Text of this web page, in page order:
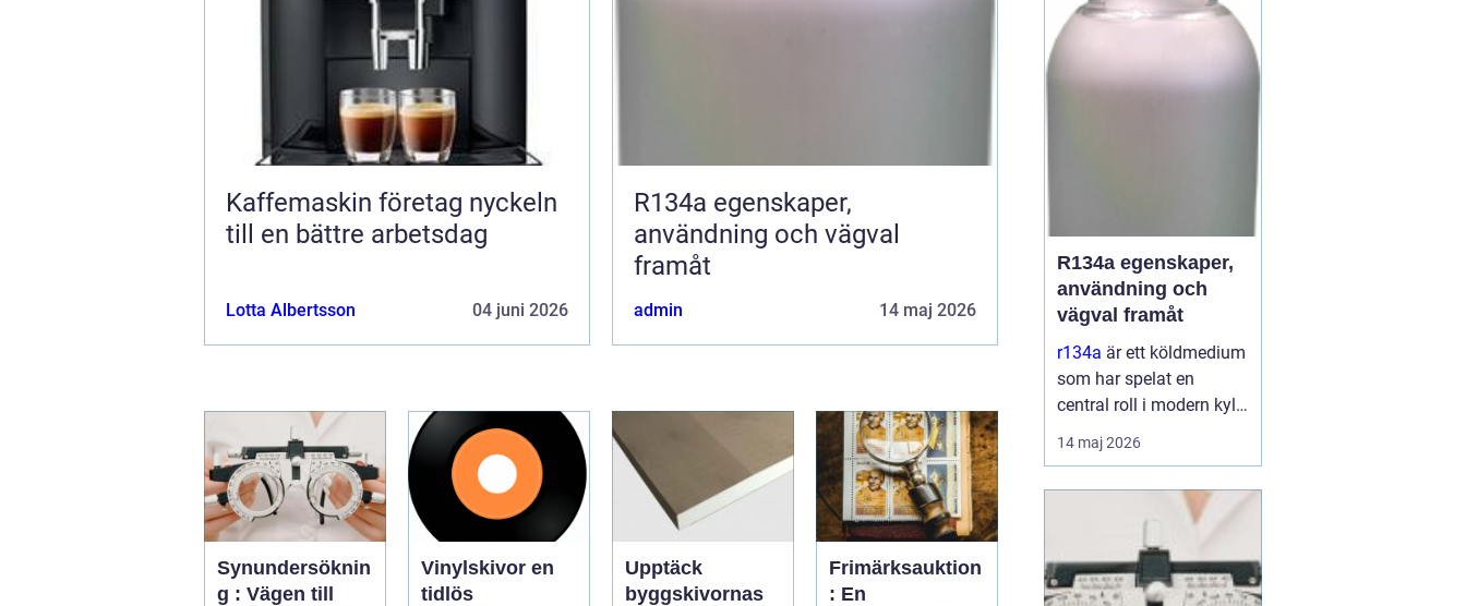
Kaffemaskin företag nyckeln
till en bättre arbetsdag
Lotta Albertsson 04 juni 2026
R134a egenskaper,
användning och vägval
framåt
admin 14 maj 2026
Synundersöknin
g : Vägen till
Vinylskivor en
tidlös
Upptäck
byggskivornas
Frimärksauktion
: En
nya idéer. En
kaffelösning handlar
R134a egenskaper,
användning och
vägval framåt
r134a är ett köldmedium
som har spelat en
central roll i modern kyl-
luftkonditioneringsteknik
används i allt från bilars
frysanläggningar och
medicinteknisk ut...
14 maj 2026